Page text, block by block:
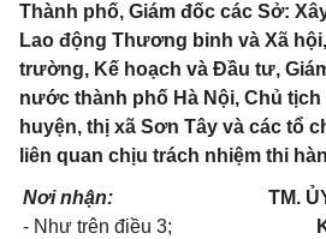
Thành phố, Giám đốc các Sở:
Lao động Thương binh và Xã
trường, Kế hoạch và Đầu tư,
nước thành phố Hà Nội, Chủ tịch
huyện, thị xã Sơn Tây và các tổ
liên quan chịu trách nhiệm thi
Nơi nhận:
- Như trên điều 3;
TM.